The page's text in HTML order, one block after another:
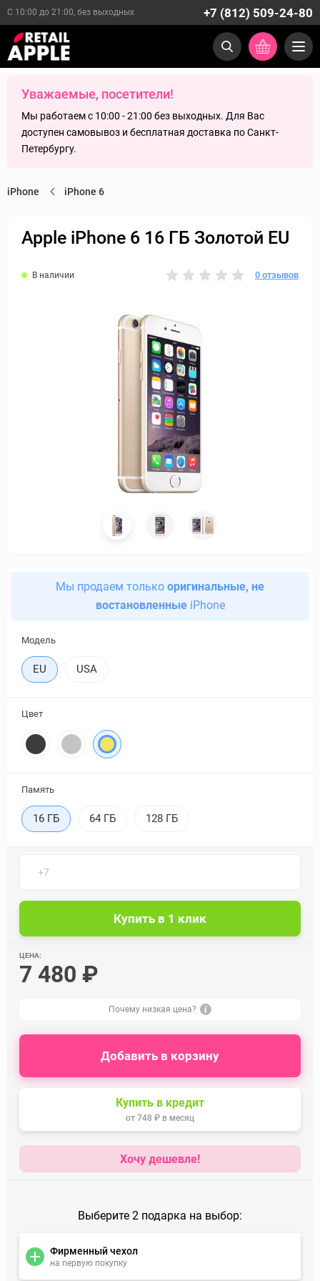
С 10:00 до 21:00, без выходных +7 (812) 509-24-80
Уважаемые, посетители!
Мы работаем с 10:00 - 21:00 без выходных. Для Вас
доступен самовывоз и бесплатная доставка по Санкт-
Петербургу.
iPhone iPhone 6
Apple iPhone 6 16 ГБ Золотой EU
В наличии 0 отзывов
Мы продаем только оригинальные, не
востановленныеiPhone
Модель
EU USA
Цвет
Память
16 ГБ 64 ГБ 128 ГБ
ЦЕНА:
7 480 ₽
Почему низкая цена?
Добавить в корзину
Купить в кредит
от 748 ₽ в месяц
Хочу дешевле!
Выберите 2 подарка на выбор:
Фирменный чехол
на первую покупку